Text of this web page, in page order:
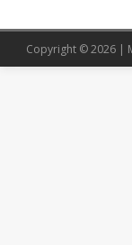
Copyright © 2026 |